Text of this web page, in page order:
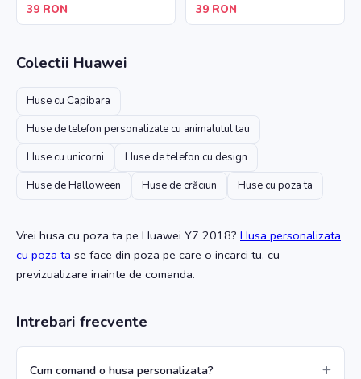
39 RON 39 RON
Colectii Huawei
Huse cu Capibara
Huse de telefon personalizate cu animalutul tau
Huse cu unicorni
Huse de telefon cu design
Huse de Halloween
Huse de crăciun Huse cu poza ta
Vrei husa cu poza ta pe Huawei Y7 2018? Husa personalizata
cu poza ta se face din poza pe care o incarci tu, cu
previzualizare inainte de comanda.
Intrebari frecvente
Cum comand o husa personalizata?